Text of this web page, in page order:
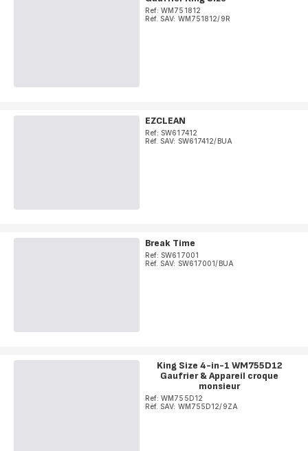
Ref: WM751812
Réf. SAV: WM751812/9R
EZCLEAN
Ref: SW617412
Réf. SAV: SW617412/BUA
Break Time
Ref: SW617001
Réf. SAV: SW617001/BUA
King Size 4-in-1 WM755D12
Gaufrier & Appareil croque
monsieur
Ref: WM755D12
Réf. SAV: WM755D12/9ZA